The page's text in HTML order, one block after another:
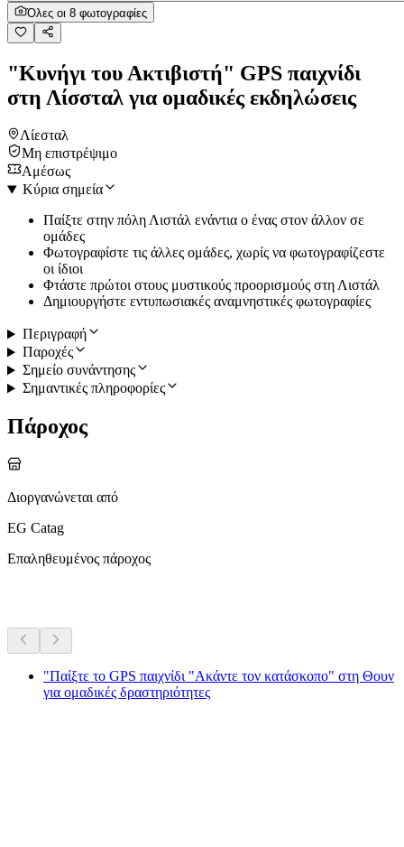
Όλες οι 8 φωτογραφίες
"Κυνήγι του Ακτιβιστή" GPS παιχνίδι
στη Λίσσταλ για ομαδικές εκδηλώσεις
Λίεσταλ
Μη επιστρέψιμο
Αμέσως
Κύρια σημεία
Παίξτε στην πόλη Λιστάλ ενάντια ο ένας στον άλλον σε
ομάδες
Φωτογραφίστε τις άλλες ομάδες, χωρίς να φωτογραφίζεστε
οι ίδιοι
Φτάστε πρώτοι στους μυστικούς προορισμούς στη Λιστάλ
Δημιουργήστε εντυπωσιακές αναμνηστικές φωτογραφίες
Περιγραφή
Παροχές
Σημείο συνάντησης
Σημαντικές πληροφορίες
Πάροχος
Διοργανώνεται από
EG Catag
Επαληθευμένος πάροχος
"Παίξτε το GPS παιχνίδι "Ακάντε τον κατάσκοπο" στη Θουν
για ομαδικές δραστηριότητες